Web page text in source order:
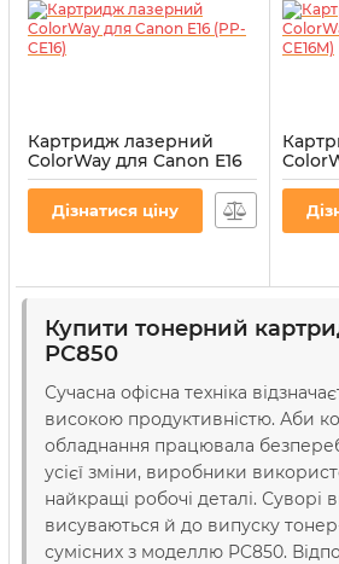
Картридж лазерний
ColorWay для Canon E16
(PP-CE16)
Артикул:
Дізнатися ціну
(CW-
Артикул:
Купити тонерний
PC850
Сучасна офісна техніка
високою продуктивністю. Аби
обладнання працювала
усієї зміни, виробники
найкращі робочі деталі. Суворі
висуваються й до випуску
сумісних з моделлю PC850.